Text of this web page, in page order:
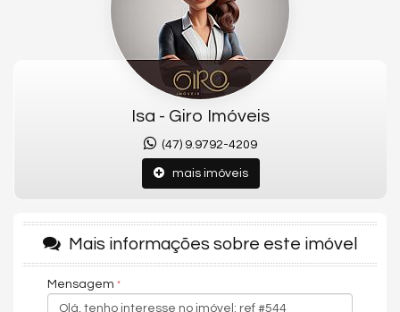
mar de uma das cidades mais lindas do Litoral de Santa
Catarina, que além de belezas naturais, oferece uma estrutura
Conheça o Apartamento:
- Ampla Sala com Living Integrado
- 02 Vagas de Garagem
- Área Total: 292m²
Conheça o Empreendimento:
- Piscina Adulta, Infantil e Aquecida
Isa - Giro Imóveis
(47) 9.9792-4209
mais imóveis
Mais informações sobre este imóvel
Mensagem